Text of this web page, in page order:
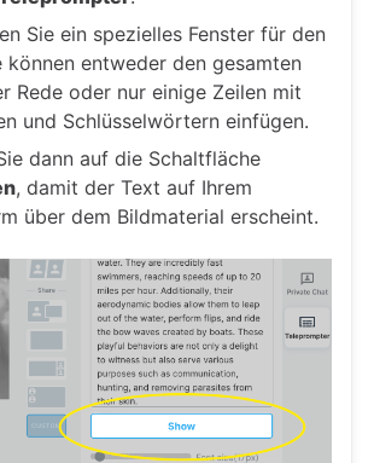
Sie ein spezielles Fenster für den
können entweder den gesamten
Rede oder nur einige Zeilen mit
und Schlüsselwörtern einfügen.
dann auf die Schaltfläche
, damit der Text auf Ihrem
über dem Bildmaterial erscheint.